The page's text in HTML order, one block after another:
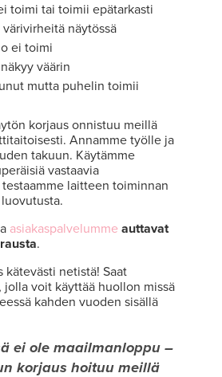
toimi tai toimii epätarkasti
näytössä
ei toimi
väärin
mutta puhelin toimii
korjaus onnistuu meillä
Annamme työlle ja
takuun. Käytämme
vastaavia
laitteen toiminnan
asiakaspalvelumme auttavat
.
kätevästi netistä! Saat
voit käyttää huollon missä
kahden vuoden sisällä
ei ole maailmanloppu –
korjaus hoituu meillä